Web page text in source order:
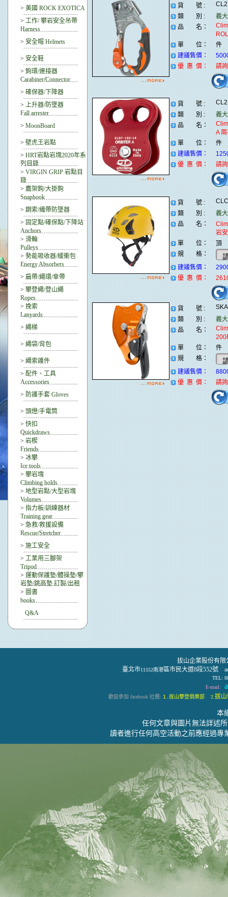
> 美國 ROCK EXOTICA
> 工作/ 攀岩安全吊帶
Harness
> 安全帽 Helmets
> 安全鞋
> 鉤環/連接器
Carabiner/Connector
> 確保器/下降器
> 上升器/防墜器
Fall arrester
> MoonBoard
> 壁虎王岩點
> HRT岩點岩塊2020年系
列目錄
> VIRGIN GRIP 岩點目
錄
> 鷹架鉤/大掛鉤
Snaphook
> 鋼索/織帶防墜器
> 固定點/確保點/下降站
Anchors
> 滑輪
Pulleys
> 勢能吸收器/緩衝包
Energy Absorbers
> 扁帶/繩環/傘帶
> 攀登繩/登山繩
Ropes
> 挽索
Lanyards
> 繩梯
> 繩袋/背包
> 繩索護件
> 配件、工具
Accessories
> 防護手套 Gloves
> 頭燈/手電筒
> 快扣
Quickdraws
> 岩楔
Friends
> 冰攀
Ice tools
> 攀岩塊
Climbing holds
> 地型岩點/大型岩塊
Volumes
> 指力板/訓練器材
Training gear
> 急救/救援設備
Rescue/Stretcher
> 施工安全
> 工業用三腳架
Tripod
> 運動保護墊/體操墊/攀
岩墊/跳高墊 訂製/出租
> 圖書
books
Q&A
貨 號 :
類 別 :
義
品 名：
單 位：
件
建議售價：
優 惠 價：
請
貨 號 :
類 別 :
義
品 名：
A
單 位：
件
建議售價：
優 惠 價：
請
貨 號 :
類 別 :
義
品 名：
岩
單 位：
頂
規 格：
建議售價：
優 惠 價：
貨 號 :
類 別 :
義
品 名：
單 位：
件
規 格：
建議售價：
優 惠 價：
請
拔山企業股份有限
臺北市11552南港區市民大道8段552號
TEL:
E-mail:
歡迎參加 facebook 社團: 1.拔山攀登俱樂部 2. 拔
本
任何文章與圖片無法詳述
讀者進行任何高空活動之前應經過專